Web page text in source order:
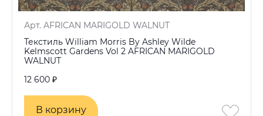
Арт. AFRICAN MARIGOLD WALNUT
Текстиль William Morris By Ashley Wilde
Kelmscott Gardens Vol 2 AFRICAN MARIGOLD
WALNUT
12 600 ₽
В корзину
В корзину